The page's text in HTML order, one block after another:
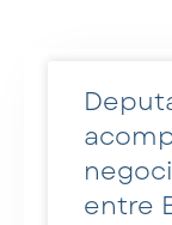
entre